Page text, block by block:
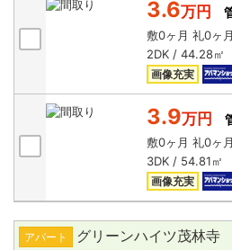
3.6万円
敷0ヶ月 礼0ヶ月
2DK / 44.28㎡
画像充実
3.9万円
敷0ヶ月 礼0ヶ月
3DK / 54.81㎡
画像充実
アパート グリーンハイツ茂林寺